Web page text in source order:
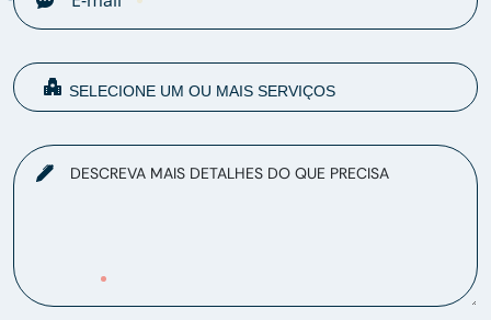
DESCREVA MAIS DETALHES DO QUE PRECISA